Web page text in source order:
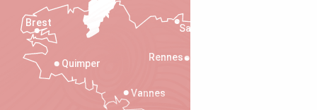
Saint-Malo
Rennes
Vannes
Quimper
Brest